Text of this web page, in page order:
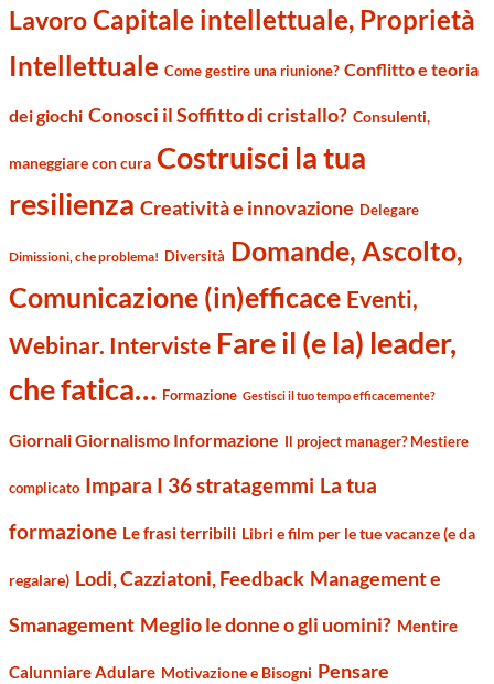
LavoroCapitale intellettuale, Proprietà
Intellettuale Come gestire una riunione? Conflitto e teoria
dei giochi Conosci il Soffitto di cristallo? Consulenti,
maneggiare con cura Costruisci la tua
resilienza Creatività e innovazione Delegare
Dimissioni, che problema! Diversità Domande, Ascolto,
Comunicazione (in)efficace Eventi,
Webinar. Interviste Fare il (e la) leader,
che fatica… Formazione Gestisci il tuo tempo efficacemente?
Giornali Giornalismo Informazione Il project manager? Mestiere
complicato Impara I 36 stratagemmi La tua
formazione Le frasi terribili Libri e film per le tue vacanze (e da
regalare) Lodi, Cazziatoni, Feedback Management e
Smanagement Meglio le donne o gli uomini? Mentire
Calunniare Adulare Motivazione e Bisogni Pensare